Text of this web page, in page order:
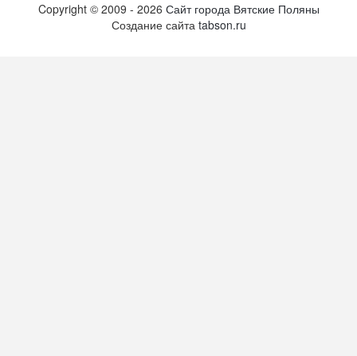
Copyright © 2009 - 2026 Сайт города Вятские Поляны
Создание сайта tabson.ru